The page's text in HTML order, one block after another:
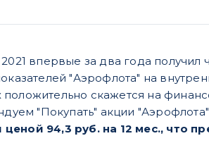
впервые за два года получил
"Аэрофлота" на
скажется на
"Покупать" акции
94,3 руб. на 12 мес., что